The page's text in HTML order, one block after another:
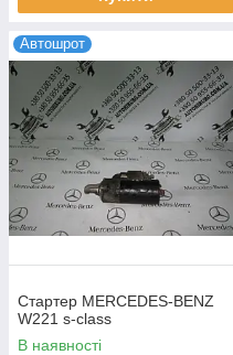
Автошрот
Стартер MERCEDES-BENZ
W221 s-class
В наявності